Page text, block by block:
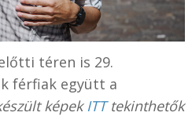
téren is 29.
férfiak együtt a
képek ITTtekinthetők